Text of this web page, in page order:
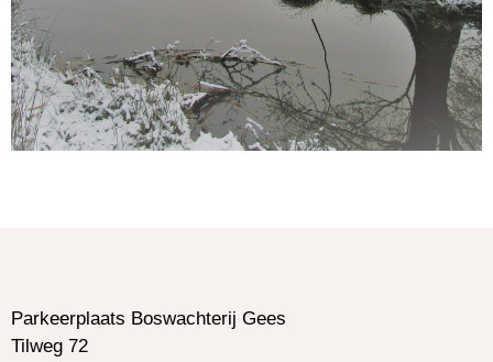
Parkeerplaats Boswachterij Gees
Tilweg 72